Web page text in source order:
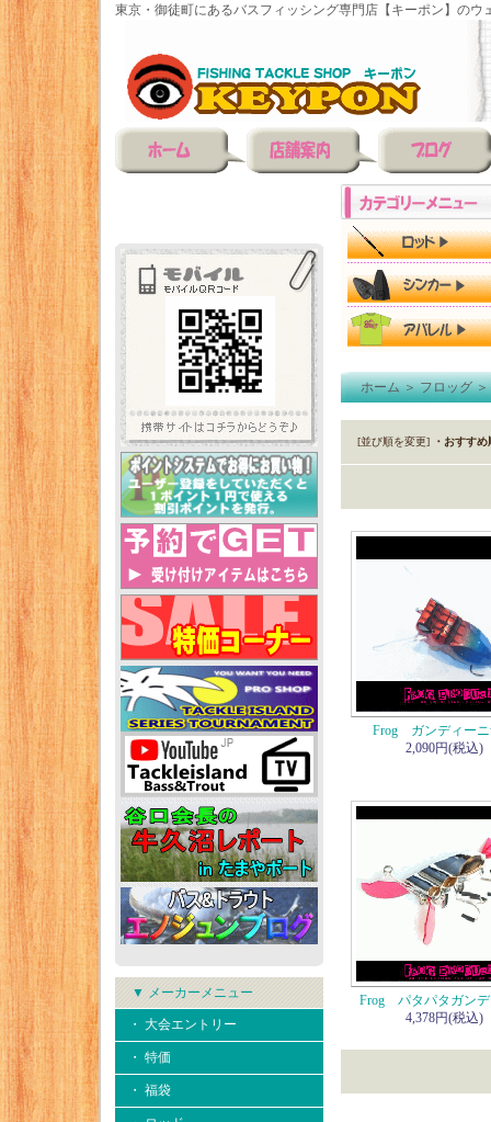
東京・御徒町にあるバスフィッシング専門店【キーポン】のウ
▼ メーカーメニュー
・ 大会エントリー
・ 特価
・ 福袋
ホーム＞フロッグ＞
[並び順を変更] ・おすすめ
Frog ガンディーニ
2,090円(税込)
Frog パタパタガンデ
4,378円(税込)